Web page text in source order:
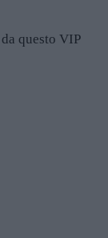
questo VIP